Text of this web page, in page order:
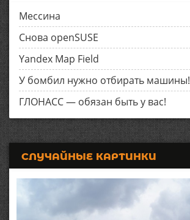
Мессина
Снова openSUSE
Yandex Map Field
У бомбил нужно отбирать машины!
ГЛОНАСС — обязан быть у вас!
СЛУЧАЙНЫЕ КАРТИНКИ